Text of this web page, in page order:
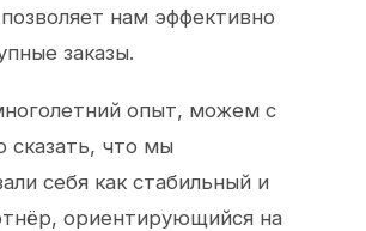
нам эффективно
заказы.
опыт, можем с
сказать, что мы
себя как стабильный и
ориентирующийся на